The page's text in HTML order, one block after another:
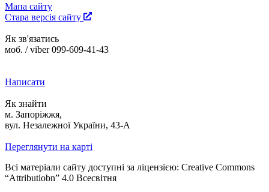
Мапа сайту
Стара версія сайту
Як зв'язатись
моб. / viber 099-609-41-43
Написати
Як знайти
м. Запоріжжя,
вул. Незалежної України, 43-А
Переглянути на карті
Всі матеріали сайту доступні за ліцензією: Creative Commons
“Attributiobn” 4.0 Всесвітня